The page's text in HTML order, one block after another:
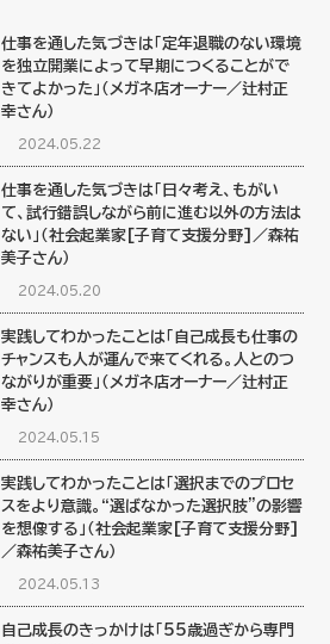
仕事を通した気づきは「定年退職のない環境
を独立開業によって早期につくることがで
きてよかった」（メガネ店オーナー／辻村正
幸さん）
2024.05.22
仕事を通した気づきは「日々考え、もがい
て、試行錯誤しながら前に進む以外の方法は
ない」（社会起業家[子育て支援分野]／森祐
美子さん）
2024.05.20
実践してわかったことは「自己成長も仕事の
チャンスも人が運んで来てくれる。人とのつ
ながりが重要」（メガネ店オーナー／辻村正
幸さん）
2024.05.15
実践してわかったことは「選択までのプロセ
スをより意識。“選ばなかった選択肢”の影響
を想像する」（社会起業家[子育て支援分野]
／森祐美子さん）
2024.05.13
自己成長のきっかけは「55歳過ぎから専門